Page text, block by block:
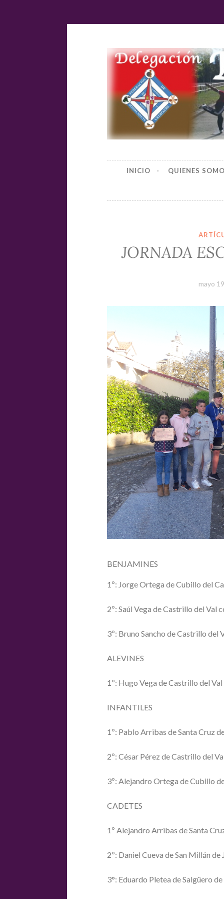
Ir
contenido
INICIO QUIENES
JORNADA
mayo
BENJAMINES
1º: Jorge Ortega de Cubillo del
2º: Saúl Vega de Castrillo del Val
3º: Bruno Sancho de Castrillo del
ALEVINES
1º: Hugo Vega de Castrillo del
INFANTILES
1º: Pablo Arribas de Santa Cruz
2º: César Pérez de Castrillo del
3º: Alejandro Ortega de Cubillo
CADETES
1º Alejandro Arribas de Santa
2º: Daniel Cueva de San Millán de
3°: Eduardo Pletea de Salgüero